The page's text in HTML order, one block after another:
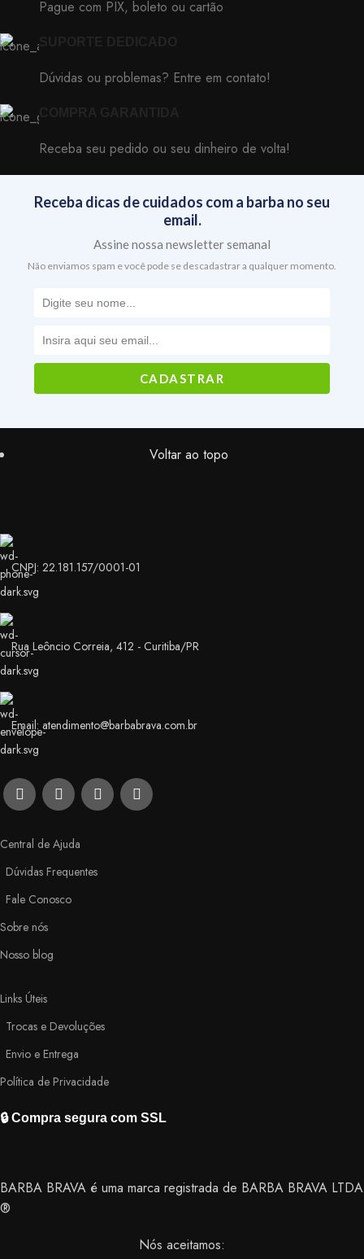
Pague com PIX, boleto ou cartão
Dúvidas ou problemas? Entre em contato!
Receba seu pedido ou seu dinheiro de volta!
Receba dicas de cuidados com a barba no seu
email.
Assine nossa newsletter semanal
Não enviamos spam e você pode se descadastrar a qualquer momento.
Voltar ao topo
CNPJ: 22.181.157/0001-01
Rua Leôncio Correia, 412 - Curitiba/PR
Email: atendimento@barbabrava.com.br
Central de Ajuda
Dúvidas Frequentes
Fale Conosco
Sobre nós
Nosso blog
Links Úteis
Trocas e Devoluções
Envio e Entrega
Política de Privacidade
🔒 Compra segura com SSL
BARBA BRAVA é uma marca registrada de BARBA BRAVA LTDA
®
Nós aceitamos: